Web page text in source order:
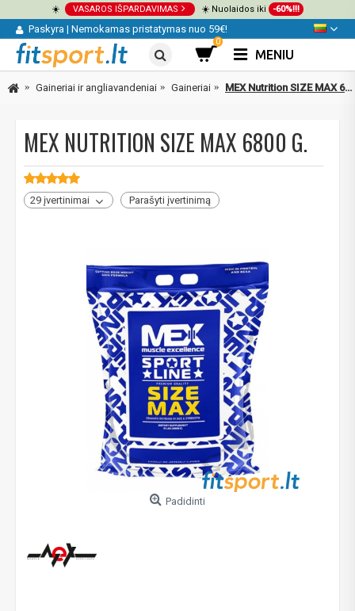
☀️ VASAROS IŠPARDAVIMAS ☀️ Nuolaidos iki -60%!!!
Paskyra | Nemokamas pristatymas nuo 59€!
0
MENIU
Gaineriai ir angliavandeniai Gaineriai MEX Nutrition SIZE MAX 6800 g.
MEX NUTRITION SIZE MAX 6800 G.
29 įvertinimai Parašyti įvertinimą
Padidinti